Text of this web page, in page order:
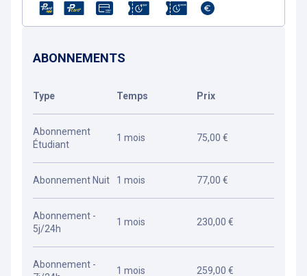
ABONNEMENTS
Type Temps Prix
Abonnement
Étudiant
1 mois 75,00 €
Abonnement Nuit 1 mois 77,00 €
Abonnement -
5j/24h
1 mois 230,00 €
Abonnement -
1 mois 259,00 €